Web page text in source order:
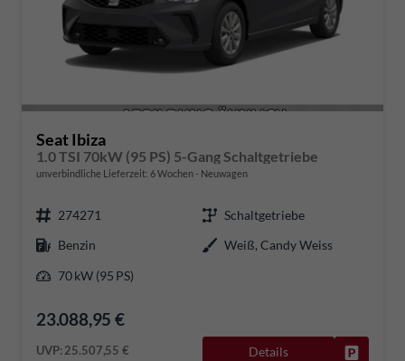
Seat Ibiza
1.0 TSI 70kW (95 PS) 5-Gang Schaltgetriebe
unverbindliche Lieferzeit: 6 Wochen Neuwagen
274271
Schaltgetriebe
Benzin
Weiß, Candy Weiss
70 kW (95 PS)
23.088,95 €
UVP:25.507,55 €
Details